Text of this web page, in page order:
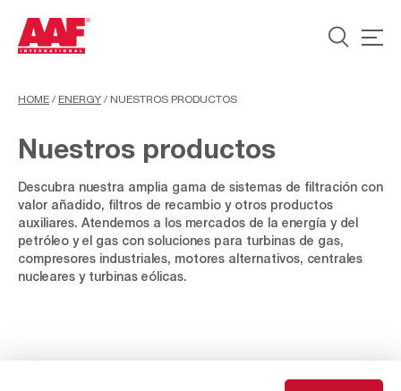
HOME / ENERGY / NUESTROS PRODUCTOS
Nuestros productos
Descubra nuestra amplia gama de sistemas de filtración con
valor añadido, filtros de recambio y otros productos
auxiliares. Atendemos a los mercados de la energía y del
petróleo y el gas con soluciones para turbinas de gas,
compresores industriales, motores alternativos, centrales
nucleares y turbinas eólicas.